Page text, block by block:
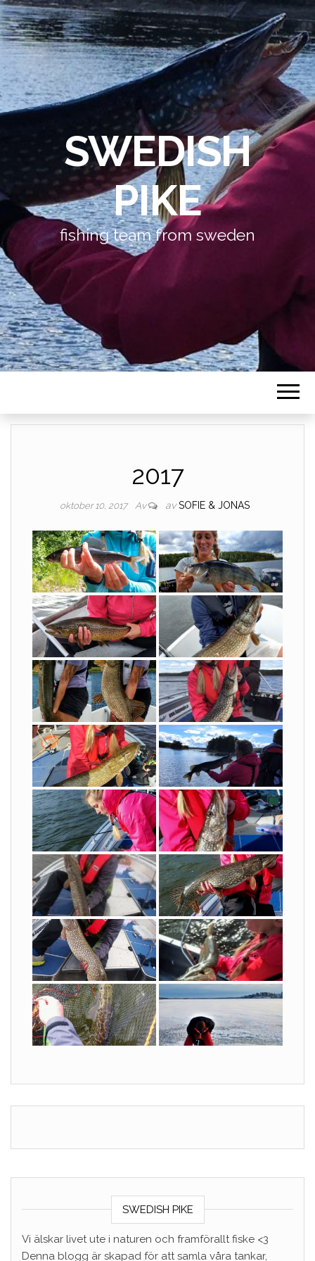
SWEDISH
PIKE
fishing team from sweden
2017
oktober 10, 2017 Av av SOFIE & JONAS
SWEDISH PIKE
Vi älskar livet ute i naturen och framförallt fiske <3
Denna blogg är skapad för att samla våra tankar,